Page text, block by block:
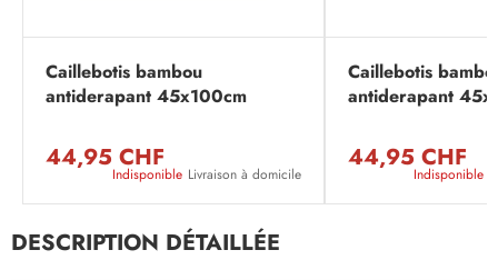
Caillebotis bambou
antiderapant 45x100cm
44,95 CHF
Indisponible Livraison à domicile
Caillebotis
antiderapant
44,95 CHF
Indisponible
DESCRIPTION DÉTAILLÉE